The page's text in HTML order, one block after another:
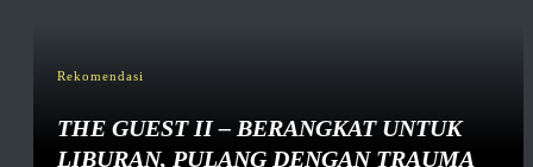
Rekomendasi
THE GUEST II – BERANGKAT UNTUK
LIBURAN, PULANG DENGAN TRAUMA